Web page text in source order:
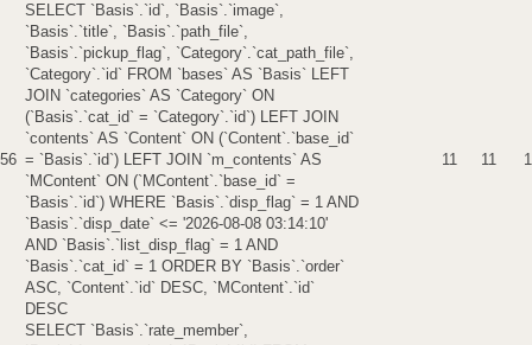
56
SELECT `Basis`.`id`, `Basis`.`image`,
`Basis`.`title`, `Basis`.`path_file`,
`Basis`.`pickup_flag`, `Category`.`cat_path_file`,
`Category`.`id` FROM `bases` AS `Basis` LEFT
JOIN `categories` AS `Category` ON
(`Basis`.`cat_id` = `Category`.`id`) LEFT JOIN
`contents` AS `Content` ON (`Content`.`base_id`
= `Basis`.`id`) LEFT JOIN `m_contents` AS
`MContent` ON (`MContent`.`base_id` =
`Basis`.`id`) WHERE `Basis`.`disp_flag` = 1 AND
`Basis`.`disp_date` <= '2026-08-08 03:14:10'
AND `Basis`.`list_disp_flag` = 1 AND
`Basis`.`cat_id` = 1 ORDER BY `Basis`.`order`
ASC, `Content`.`id` DESC, `MContent`.`id`
DESC
11 11 1
SELECT `Basis`.`rate_member`,